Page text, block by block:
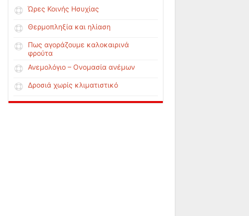
Ώρες Κοινής Ησυχίας
Θερμοπληξία και ηλίαση
Πως αγοράζουμε καλοκαιρινά
φρούτα
Ανεμολόγιο – Ονομασία ανέμων
Δροσιά χωρίς κλιματιστικό